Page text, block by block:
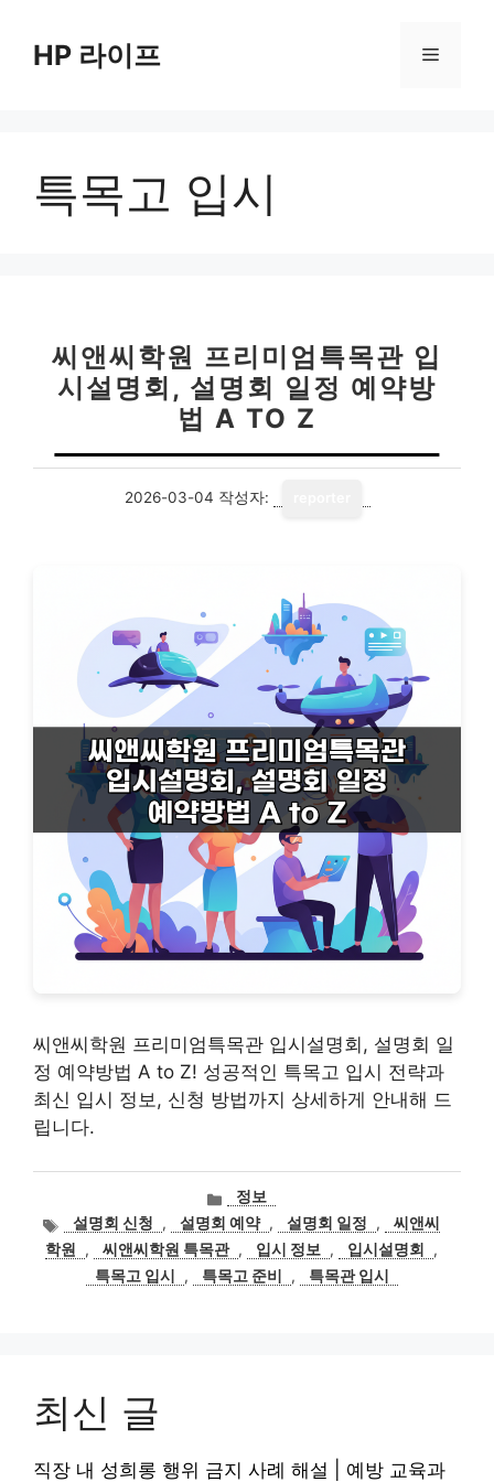
HP 라이프 메
특목고 입시
씨앤씨학원 프리미엄특목관 입
시설명회, 설명회 일정 예약방
법 A TO Z
2026-03-04 작성자:
씨앤씨학원 프리미엄특목관 입시설명회, 설명회 일
정 예약방법 A to Z! 성공적인 특목고 입시 전략과
최신 입시 정보, 신청 방법까지 상세하게 안내해 드
립니다.
카
테
고
리
정보
태
그
설명회 신청 , 설명회 예약 , 설명회 일정 ,
씨앤씨
학원
, 씨앤씨학원 특목관 , 입시 정보 , 입시설명회
,
특목고 입시
, 특목고 준비 , 특목관 입시
최신 글
직장 내 성희롱 행위 금지 사례 해설 | 예방 교육과